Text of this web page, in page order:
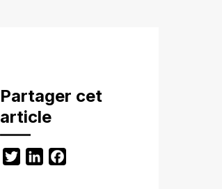
Partager cet
article
TwitterLinkedIn